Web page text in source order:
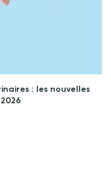
: les nouvelles